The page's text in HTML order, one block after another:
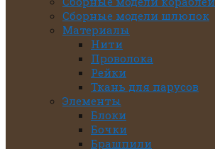
Сборные модели шлюпок
Материалы
Нити
Проволока
Рейки
Ткань для парусов
Элементы
Блоки
Бочки
Брашпили